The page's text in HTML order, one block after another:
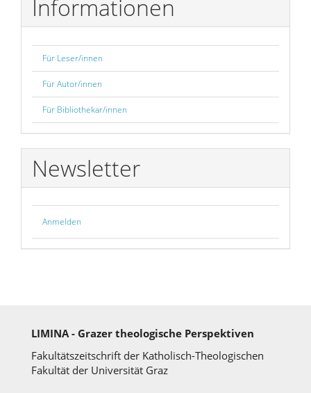
Informationen
Für Leser/innen
Für Autor/innen
Für Bibliothekar/innen
Newsletter
Anmelden
LIMINA - Grazer theologische Perspektiven
Fakultätszeitschrift der Katholisch-Theologischen
Fakultät der Universität Graz